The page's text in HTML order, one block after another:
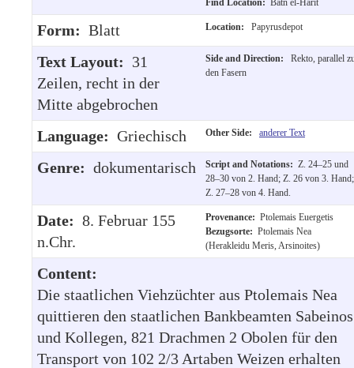
Form: Blatt Location: Papyrusdepot
Text Layout: 31
Zeilen, recht in der
Mitte abgebrochen
Side and Direction:
Rekto, parallel
den Fasern
Language: Griechisch Other Side: anderer Text
Genre: dokumentarisch Script and Notations: Z. 24–25 und
28–30 von 2. Hand; Z. 26 von 3. Hand;
Z. 27–28 von 4. Hand.
Date: 8. Februar 155
n.Chr.
Provenance: Ptolemais Euergetis
Bezugsorte: Ptolemais Nea
(Herakleidu Meris, Arsinoites)
Content:
Die staatlichen Viehzüchter aus Ptolemais Nea
quittieren den staatlichen Bankbeamten Sabeinos
und Kollegen, 821 Drachmen 2 Obolen für den
Transport von 102 2/3 Artaben Weizen erhalten